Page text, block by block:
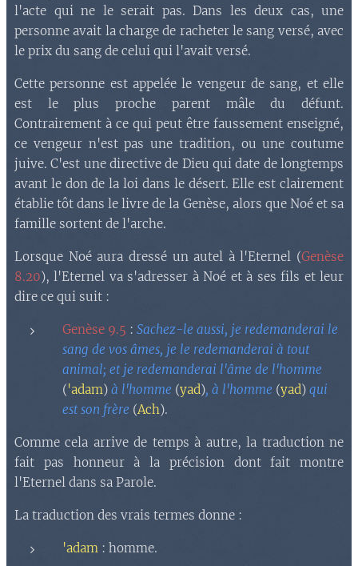
l'acte qui ne le serait pas. Dans les deux cas, une
personne avait la charge de racheter le sang versé, avec
le prix du sang de celui qui l'avait versé.
Cette personne est appelée le vengeur de sang, et elle
est le plus proche parent mâle du défunt.
Contrairement à ce qui peut être faussement enseigné,
ce vengeur n'est pas une tradition, ou une coutume
juive. C'est une directive de Dieu qui date de longtemps
avant le don de la loi dans le désert. Elle est clairement
établie tôt dans le livre de la Genèse, alors que Noé et sa
famille sortent de l'arche.
Lorsque Noé aura dressé un autel à l'Eternel (Genèse
8.20), l'Eternel va s'adresser à Noé et à ses fils et leur
dire ce qui suit :
Genèse 9.5 : Sachez-le aussi, je redemanderai le
sang de vos âmes, je le redemanderai à tout
animal; et je redemanderai l'âme de l'homme
('adam) à l'homme (yad), à l'homme (yad) qui
est son frère (Ach).
Comme cela arrive de temps à autre, la traduction ne
fait pas honneur à la précision dont fait montre
l'Eternel dans sa Parole.
La traduction des vrais termes donne :
'adam : homme.